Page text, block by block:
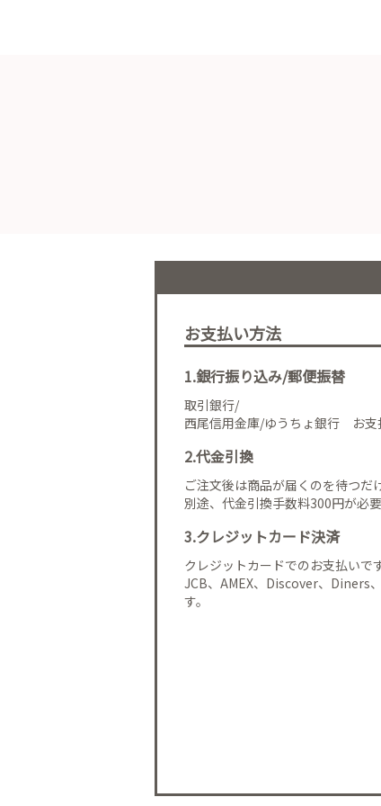
お支払い方法
1.銀行振り込み/郵便振替
取引銀行/
西尾信用金庫/ゆうちょ銀行 お支
2.代金引換
ご注文後は商品が届くのを待つだ
別途、代金引換手数料300円が必要
3.クレジットカード決済
クレジットカードでのお支払いです
JCB、AMEX、Discover、Diners
す。